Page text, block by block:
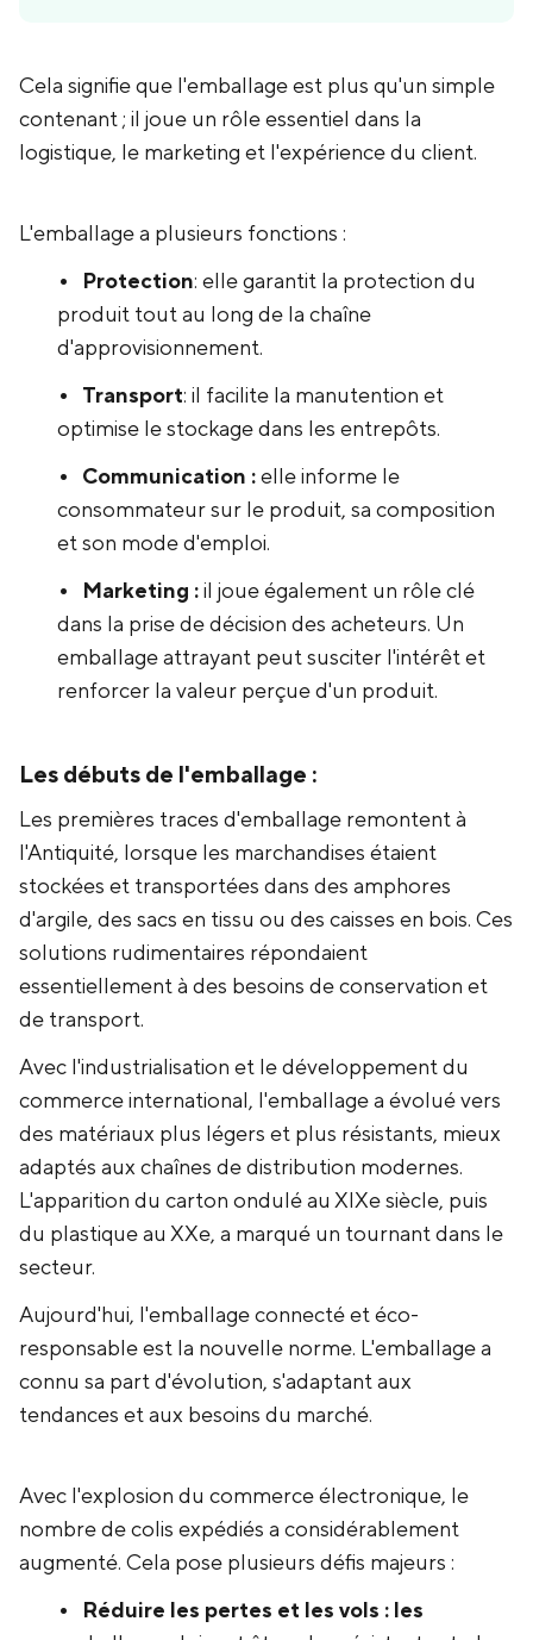
‍Cela signifie que l'emballage est plus qu'un simple
contenant ; il joue un rôle essentiel dans la
logistique, le marketing et l'expérience du client.
L'emballage a plusieurs fonctions :
Protection: elle garantit la protection du
produit tout au long de la chaîne
d'approvisionnement.
Transport: il facilite la manutention et
optimise le stockage dans les entrepôts.
Communication :elle informe le
consommateur sur le produit, sa composition
et son mode d'emploi.
Marketing :il joue également un rôle clé
dans la prise de décision des acheteurs. Un
emballage attrayant peut susciter l'intérêt et
renforcer la valeur perçue d'un produit.
Les débuts de l'emballage :
Les premières traces d'emballage remontent à
l'Antiquité, lorsque les marchandises étaient
stockées et transportées dans des amphores
d'argile, des sacs en tissu ou des caisses en bois. Ces
solutions rudimentaires répondaient
essentiellement à des besoins de conservation et
de transport.
Avec l'industrialisation et le développement du
commerce international, l'emballage a évolué vers
des matériaux plus légers et plus résistants, mieux
adaptés aux chaînes de distribution modernes.
L'apparition du carton ondulé au XIXe siècle, puis
du plastique au XXe, a marqué un tournant dans le
secteur.
Aujourd'hui, l'emballage connecté et éco-
responsable est la nouvelle norme. L'emballage a
connu sa part d'évolution, s'adaptant aux
tendances et aux besoins du marché.
Avec l'explosion du commerce électronique, le
nombre de colis expédiés a considérablement
augmenté. Cela pose plusieurs défis majeurs :
Réduire les pertes et les vols : les